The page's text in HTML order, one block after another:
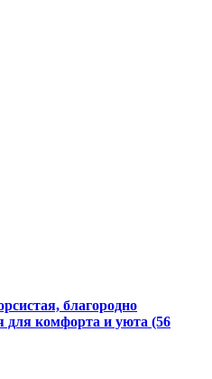
благородно
для комфорта и уюта (56